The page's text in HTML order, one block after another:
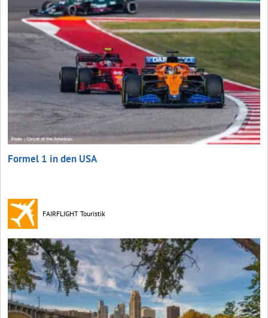
Formel 1 in den USA
FAIRFLIGHT Touristik